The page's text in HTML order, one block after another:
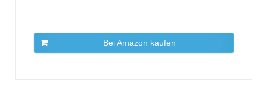
Bei Amazon kaufen